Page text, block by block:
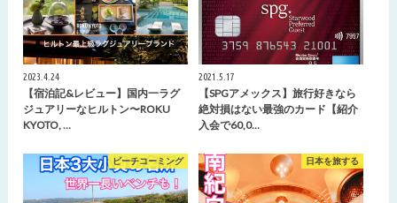
2023.4.24
【宿泊記&レビュー】国内一ラグ
ジュアリーなヒルトン〜ROKU
KYOTO, …
2021.5.17
【SPGアメックス】旅行好きなら
絶対損はない最強のカード【紹介
入会で60,0…
ビーチコーミング 日本を旅する